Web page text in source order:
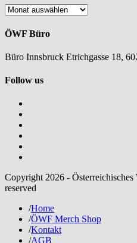
Nachlesen
ÖWF Büro
Büro Innsbruck Etrichgasse 18,
Follow us
Copyright 2026 -
reserved
/Home
/ÖWF Merch Shop
/Kontakt
/AGB